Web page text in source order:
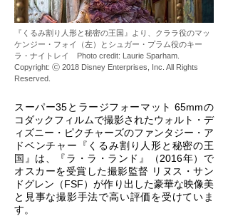
『 くるみ割り人形と秘密の王国 』より、クララ役のマッ
ケンジー・フォイ（左）とシュガー・プラム役のキー
ラ・ナイトレイ Photo credit: Laurie Sparham.
Copyright: Ⓒ 2018 Disney Enterprises, Inc. All Rights
Reserved.
スーパー35とラージフォーマット 65mmの
コダックフィルムで撮影されたウォルト・デ
ィズニー・ピクチャーズのファンタジー・ア
ドベンチャー『くるみ割り人形と秘密の王
国』は、『ラ・ラ・ランド』（2016年）で
オスカーを受賞した撮影監督 リヌス・サン
ドグレン（FSF）が作り出した豪華な映像美
と見事な撮影手法で高い評価を受けていま
す。